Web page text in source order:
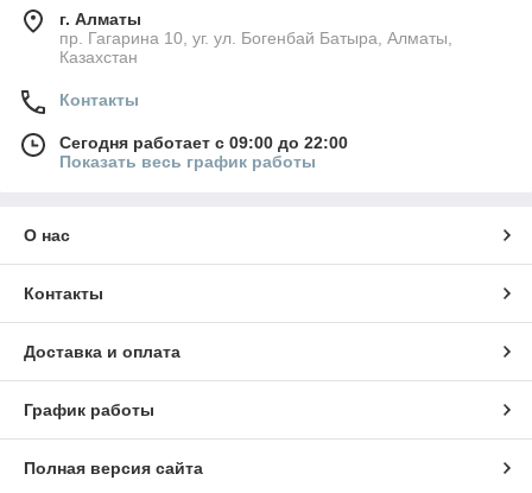
г. Алматы
пр. Гагарина 10, уг. ул. Богенбай Батыра, Алматы,
Казахстан
Контакты
Сегодня работает с 09:00 до 22:00
Показать весь график работы
О нас
Контакты
Доставка и оплата
График работы
Полная версия сайта